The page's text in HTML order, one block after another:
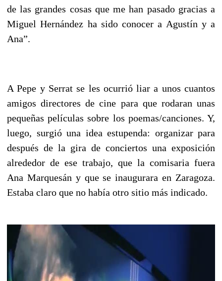
de las grandes cosas que me han pasado gracias a
Miguel Hernández ha sido conocer a Agustín y a
Ana”.
A Pepe y Serrat se les ocurrió liar a unos cuantos
amigos directores de cine para que rodaran unas
pequeñas películas sobre los poemas/canciones. Y,
luego, surgió una idea estupenda: organizar para
después de la gira de conciertos una exposición
alrededor de ese trabajo, que la comisaria fuera
Ana Marquesán y que se inaugurara en Zaragoza.
Estaba claro que no había otro sitio más indicado.